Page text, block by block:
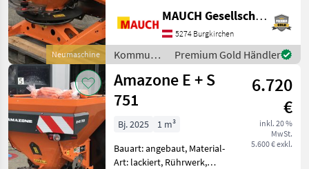
Neumaschine
Streubegrenzung
Ausstattung: - 300lt.
Volumen - hydraulischer
Antrieb 160 ccm - Bodengr
MAUCH Gesellschaft m.b.H. & Co.KG
5274 Burgkirchen
Kommunalgeräte
/ Amazone
Premium Gold Händler
Amazone E + S
751
6.720
€
inkl. 20 %
MwSt.
5.600 € exkl.
Bj. 2025
1 m³
Bauart: angebaut, Material-
Art: lackiert, Rührwerk,